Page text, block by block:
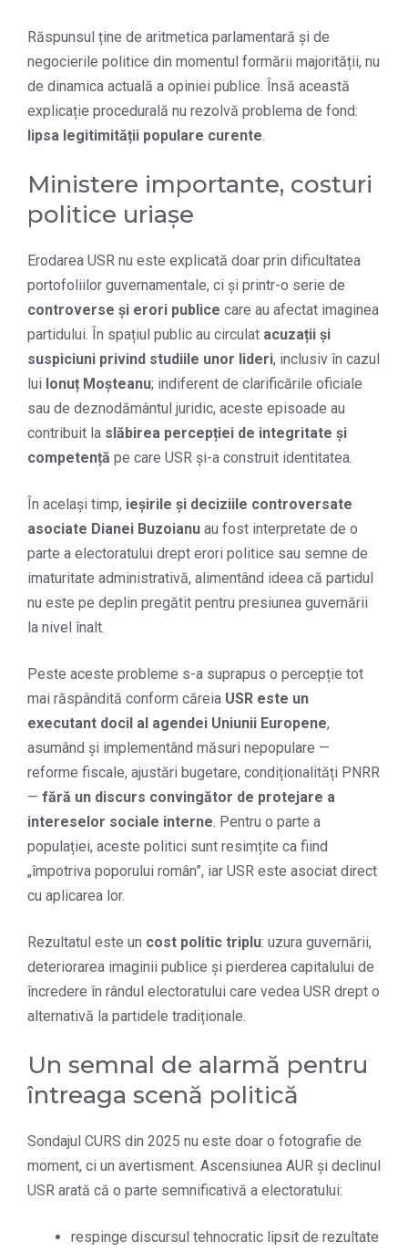
Răspunsul ține de aritmetica parlamentară și de
negocierile politice din momentul formării majorității, nu
de dinamica actuală a opiniei publice. Însă această
explicație procedurală nu rezolvă problema de fond:
lipsa legitimității populare curente
Ministere importante, costuri
politice uriașe
Erodarea USR nu este explicată doar prin dificultatea
portofoliilor guvernamentale, ci și printr-o serie de
controverse și erori publice care au afectat imaginea
partidului. În spațiul public au circulat acuzații și
suspiciuni privind studiile unor lideri, inclusiv în cazul
lui Ionuț Moșteanu; indiferent de clarificările oficiale
sau de deznodământul juridic, aceste episoade au
contribuit la slăbirea percepției de integritate și
competență pe care USR și-a construit identitatea.
În același timp, ieșirile și deciziile controversate
asociate Dianei Buzoianu au fost interpretate de o
parte a electoratului drept erori politice sau semne de
imaturitate administrativă, alimentând ideea că partidul
nu este pe deplin pregătit pentru presiunea guvernării
la nivel înalt.
Peste aceste probleme s-a suprapus o percepție tot
mai răspândită conform căreia USR este un
executant docil al agendei Uniunii Europene,
asumând și implementând măsuri nepopulare —
reforme fiscale, ajustări bugetare, condiționalități PNRR
— fără un discurs convingător de protejare a
intereselor sociale interne . Pentru o parte a
populației, aceste politici sunt resimțite ca fiind
„împotriva poporului român”, iar USR este asociat direct
cu aplicarea lor.
Rezultatul este un cost politic triplu: uzura guvernării,
deteriorarea imaginii publice și pierderea capitalului de
încredere în rândul electoratului care vedea USR drept o
alternativă la partidele tradiționale.
Un semnal de alarmă pentru
întreaga scenă politică
Sondajul CURS din 2025 nu este doar o fotografie de
moment, ci un avertisment. Ascensiunea AUR și declinul
USR arată că o parte semnificativă a electoratului:
respinge discursul tehnocratic lipsit de rezultate